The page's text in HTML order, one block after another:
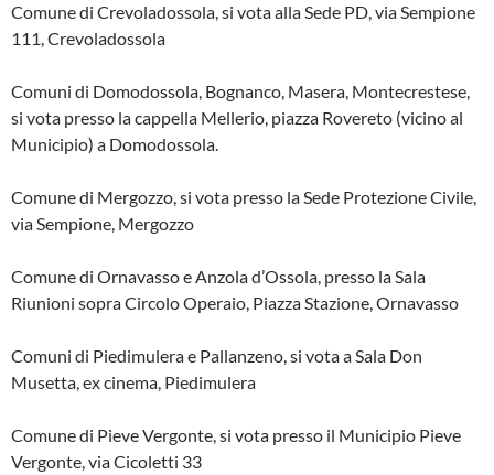
Comune di Crevoladossola, si vota alla Sede PD, via Sempione
111, Crevoladossola
Comuni di Domodossola, Bognanco, Masera, Montecrestese,
si vota presso la cappella Mellerio, piazza Rovereto (vicino al
Municipio) a Domodossola.
Comune di Mergozzo, si vota presso la Sede Protezione Civile,
via Sempione, Mergozzo
Comune di Ornavasso e Anzola d’Ossola, presso la Sala
Riunioni sopra Circolo Operaio, Piazza Stazione, Ornavasso
Comuni di Piedimulera e Pallanzeno, si vota a Sala Don
Musetta, ex cinema, Piedimulera
Comune di Pieve Vergonte, si vota presso il Municipio Pieve
Vergonte, via Cicoletti 33